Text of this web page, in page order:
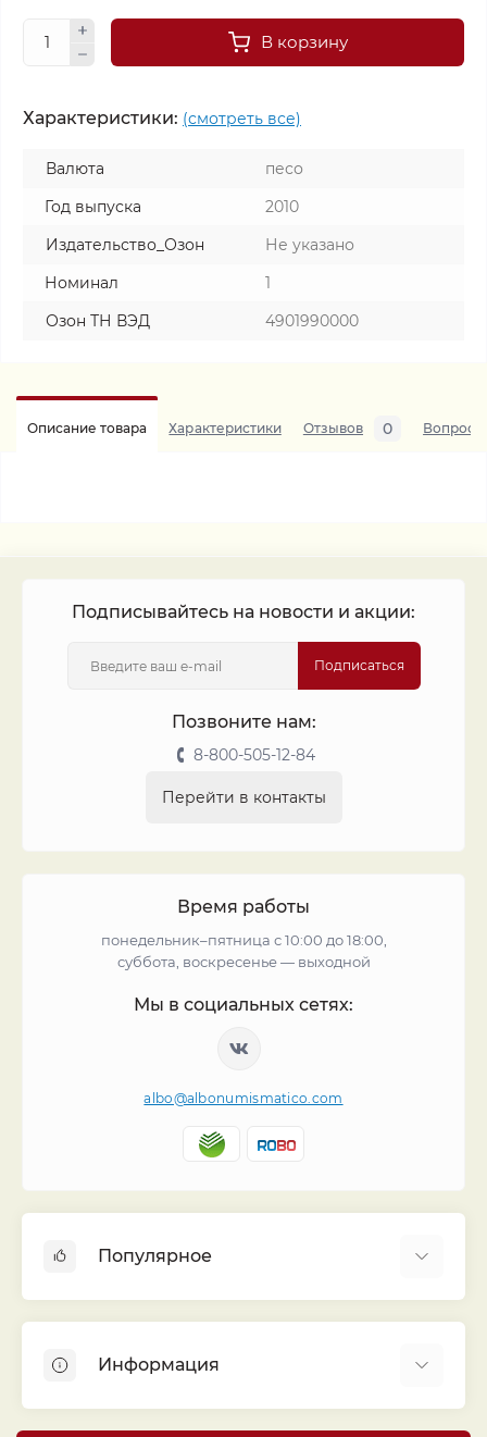
В корзину
Характеристики: (смотреть все)
Валюта
песо
Год выпуска
2010
Издательство_Озон
Не указано
Номинал
1
Озон ТН ВЭД
4901990000
Описание товара Характеристики Отзывов 0 Вопросы
Подписывайтесь на новости и акции:
Подписаться
Позвоните нам:
8-800-505-12-84
Перейти в контакты
Время работы
понедельник–пятница с 10:00 до 18:00,
суббота, воскресенье — выходной
Мы в социальных сетях:
albo@albonumismatico.com
Популярное
Монеты
Банкноты
Информация